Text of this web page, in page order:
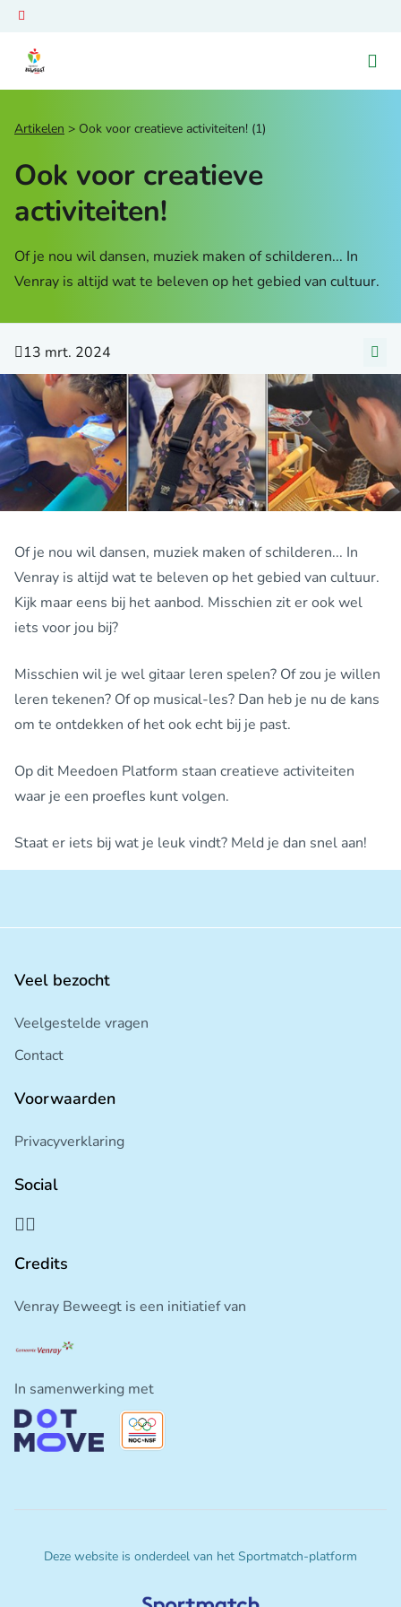
Ga naar de homepage van Venray Beweegt
Artikelen Ook voor creatieve activiteiten! (1)
Ook voor creatieve
activiteiten!
Of je nou wil dansen, muziek maken of schilderen... In
Venray is altijd wat te beleven op het gebied van cultuur.
13 mrt. 2024
Of je nou wil dansen, muziek maken of schilderen... In
Venray is altijd wat te beleven op het gebied van cultuur.
Kijk maar eens bij het aanbod. Misschien zit er ook wel
iets voor jou bij?
Misschien wil je wel gitaar leren spelen? Of zou je willen
leren tekenen? Of op musical-les? Dan heb je nu de kans
om te ontdekken of het ook echt bij je past.
Op dit Meedoen Platform staan creatieve activiteiten
waar je een proefles kunt volgen.
Staat er iets bij wat je leuk vindt? Meld je dan snel aan!
Veel bezocht
Veelgestelde vragen
Contact
Voorwaarden
Privacyverklaring
Social
Credits
Venray Beweegt is een initiatief van
In samenwerking met
Deze website is onderdeel van het Sportmatch-platform